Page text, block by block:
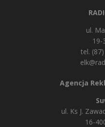
ul.
19-
tel.
Agencja
ul. Ks J.
16-